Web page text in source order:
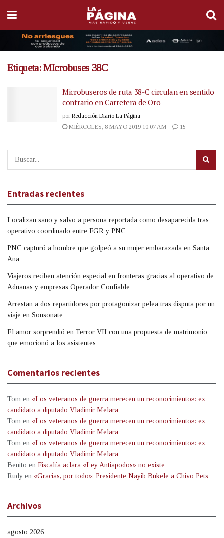
Etiqueta:MIcrobuses 38C
Microbuseros de ruta 38-C circulan en sentido
contrario en Carretera de Oro
por Redacción Diario La Página
MIÉRCOLES, 8 MAYO 2019 10:07 AM
15
Entradas recientes
Localizan sano y salvo a persona reportada como desaparecida tras
operativo coordinado entre FGR y PNC
PNC capturó a hombre que golpeó a su mujer embarazada en Santa
Ana
Viajeros reciben atención especial en fronteras gracias al operativo de
Aduanas y empresas Operador Confiable
Arrestan a dos repartidores por protagonizar pelea tras disputa por un
viaje en Sonsonate
El amor sorprendió en Terror VII con una propuesta de matrimonio
que emocionó a los asistentes
Comentarios recientes
Tom en «Los veteranos de guerra merecen un reconocimiento»: ex
candidato a diputado Vladimir Melara
Tom en «Los veteranos de guerra merecen un reconocimiento»: ex
candidato a diputado Vladimir Melara
Tom en «Los veteranos de guerra merecen un reconocimiento»: ex
candidato a diputado Vladimir Melara
Benito en Fiscalía aclara «Ley Antiapodos» no existe
Rudy en «Gracias, por todo»: Presidente Nayib Bukele a Chivo Pets
Archivos
agosto 2026